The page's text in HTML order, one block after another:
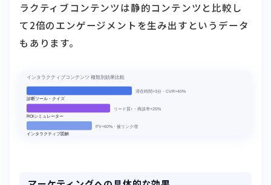
ラクティブコンテンツは静的コンテンツと比較し
て2倍のエンゲージメントを生み出すというデータ
もあります。